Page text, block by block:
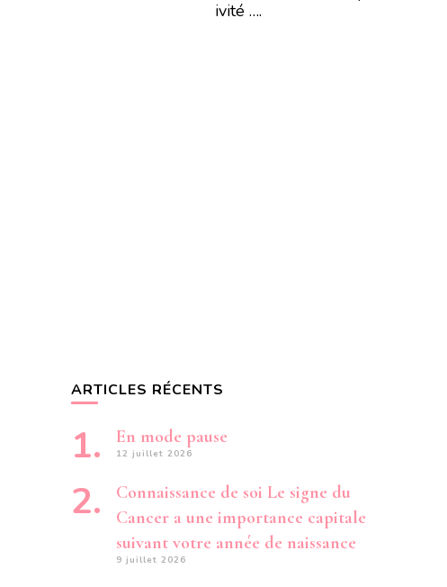
ivité ….
ARTICLES RÉCENTS
En mode pause
12 juillet 2026
Connaissance de soi Le signe du
Cancer a une importance capitale
suivant votre année de naissance
9 juillet 2026